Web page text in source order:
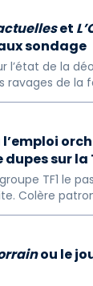
et
sondage
l’état de la
ravages de la
l’emploi
sur la
TF1 le
Colère
ou le